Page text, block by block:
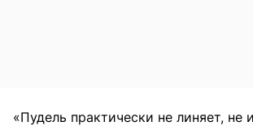
«Пудель практически не линяет, не